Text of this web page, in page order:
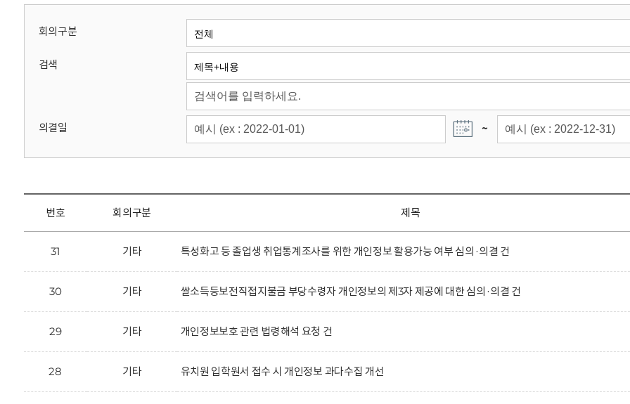
회
회의구분
검색
의결일 ~
번호 회의구분 제목
31 기타 특성화고 등 졸업생 취업통계조사를 위한 개인정보 활용가능 여부 심의·의결 건
30 기타 쌀소득등보전직접지불금 부당수령자 개인정보의 제3자 제공에 대한 심의·의결 건
29 기타 개인정보보호 관련 법령해석 요청 건
28 기타 유치원 입학원서 접수 시 개인정보 과다수집 개선